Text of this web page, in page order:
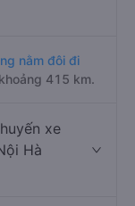
nằm đôi đi
415 km.
xe
Hà